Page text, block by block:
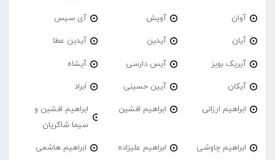
آوان آویش آی سیس
آیان آیدین آیدین عطا
آیریک بویز آیس دارسی آیشاه
آیکان آیین حسینی اَبراد
ابراهیم ارزانی ابراهیم افشین
ابراهیم افشین و
سیما شاکریان
ابراهیم چاوشی ابراهیم علیزاده ابراهیم هاشمی